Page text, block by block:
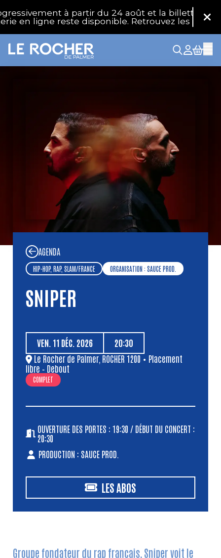
à partir du 24 août et la billetterie
reste disponible. Retrouvez les réponses à
Groupe fondateur du rap français, Sniper voit le
AGENDA
HIP-HOP, RAP, SLAM/FRANCE ORGANISATION : SAUCE PROD.
SNIPER
VEN. 11 DÉC. 2026
20:30
Le Rocher de Palmer ROCHER 1200 • Placement
libre – Debout
COMPLET
OUVERTURE DES PORTES : 19:30 / DÉBUT DU CONCERT :
20:30
PRODUCTION : SAUCE PROD.
LES ABOS